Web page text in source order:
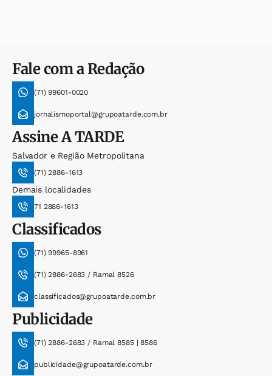
Fale com a Redação
(71) 99601-0020
jornalismoportal@grupoatarde.com.br
AssineA TARDE
Salvador e Região Metropolitana
(71) 2886-1613
Demais localidades
71 2886-1613
Classificados
(71) 99965-8961
(71) 2886-2683 / Ramal 8526
classificados@grupoatarde.com.br
Publicidade
(71) 2886-2683 / Ramal 8585 | 8586
publicidade@grupoatarde.com.br